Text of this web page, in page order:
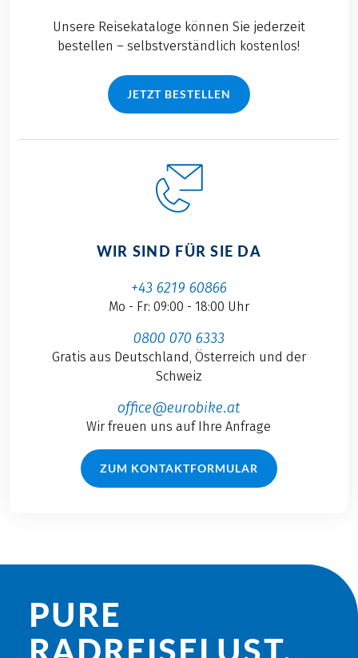
Unsere Reisekataloge können Sie jederzeit
bestellen – selbstverständlich kostenlos!
JETZT BESTELLEN
WIR SIND FÜR SIE DA
+43 6219 60866
Mo - Fr: 09:00 - 18:00 Uhr
0800 070 6333
Gratis aus Deutschland, Österreich und der
Schweiz
office@eurobike.at
Wir freuen uns auf Ihre Anfrage
ZUM KONTAKTFORMULAR
PURE